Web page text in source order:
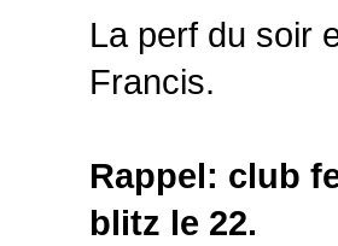
La perf du soir
Francis.
Rappel: club
blitz le 22.